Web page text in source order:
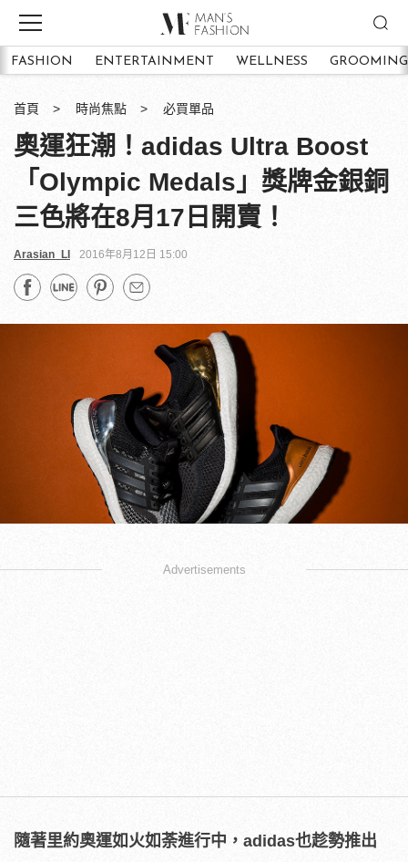
FASHION ENTERTAINMENT WELLNESS GROOMING
首頁 時尚焦點 必買單品
奧運狂潮！adidas Ultra Boost
「Olympic Medals」獎牌金銀銅
三色將在8月17日開賣！
Arasian_LI 2016年8月12日 15:00
Advertisements
隨著里約奧運如火如荼進行中，adidas也趁勢推出